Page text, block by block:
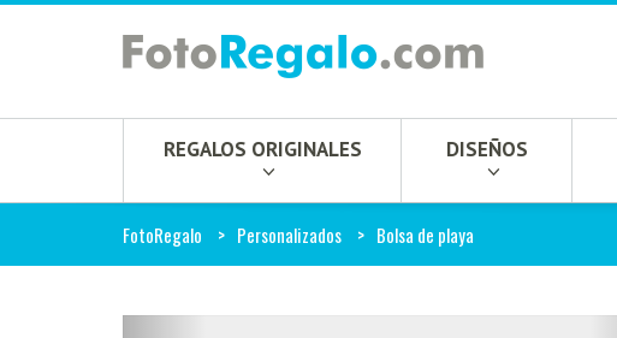
REGALOS ORIGINALES DISEÑOS
FotoRegalo Personalizados Bolsa de playa